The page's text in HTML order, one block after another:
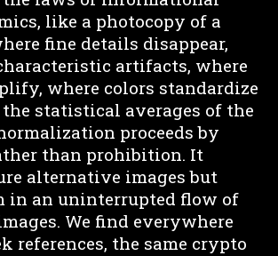
like a photocopy of a
fine details disappear,
artifacts, where
where colors standardize
statistical averages of the
proceeds by
than prohibition. It
alternative images but
in an uninterrupted flow of
We find everywhere
references, the same crypto